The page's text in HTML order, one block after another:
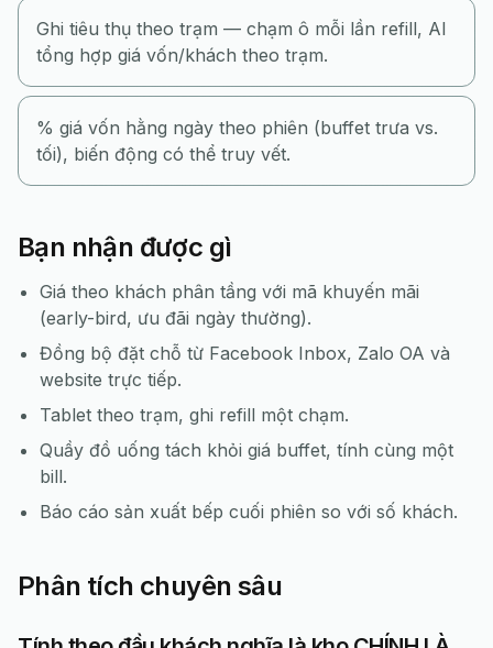
Ghi tiêu thụ theo trạm — chạm ô mỗi lần refill, AI
tổng hợp giá vốn/khách theo trạm.
% giá vốn hằng ngày theo phiên (buffet trưa vs.
tối), biến động có thể truy vết.
Bạn nhận được gì
Giá theo khách phân tầng với mã khuyến mãi
(early-bird, ưu đãi ngày thường).
Đồng bộ đặt chỗ từ Facebook Inbox, Zalo OA và
website trực tiếp.
Tablet theo trạm, ghi refill một chạm.
Quầy đồ uống tách khỏi giá buffet, tính cùng một
bill.
Báo cáo sản xuất bếp cuối phiên so với số khách.
Phân tích chuyên sâu